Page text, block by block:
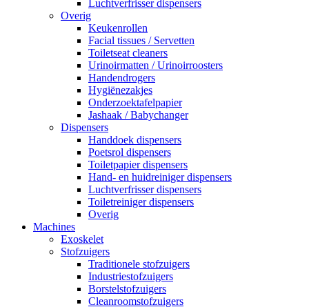
Luchtverfrisser dispensers
Overig
Keukenrollen
Facial tissues / Servetten
Toiletseat cleaners
Urinoirmatten / Urinoirroosters
Handendrogers
Hygiënezakjes
Onderzoektafelpapier
Jashaak / Babychanger
Dispensers
Handdoek dispensers
Poetsrol dispensers
Toiletpapier dispensers
Hand- en huidreiniger dispensers
Luchtverfrisser dispensers
Toiletreiniger dispensers
Overig
Machines
Exoskelet
Stofzuigers
Traditionele stofzuigers
Industriestofzuigers
Borstelstofzuigers
Cleanroomstofzuigers